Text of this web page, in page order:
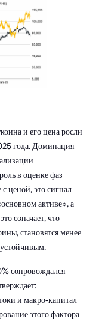
и его цена росли
года. Доминация
в оценке фаз
ценой, это сигнал
активе», а
означает, что
становятся менее
сопровождался
и макро‑капитал
этого фактора